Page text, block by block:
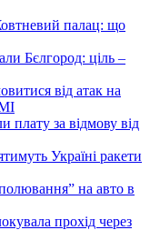
палац: що
Бєлгород: ціль –
від атак на
плату за відмову від
Україні ракети
на авто в
прохід через